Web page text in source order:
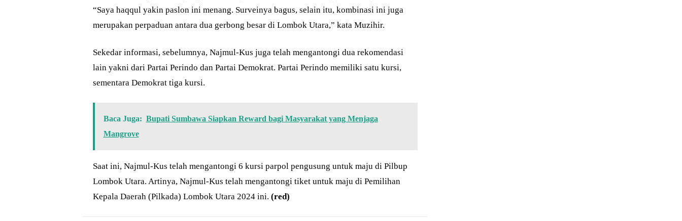
“Saya haqqul yakin paslon ini menang. Surveinya bagus, selain itu, kombinasi ini juga
merupakan perpaduan antara dua gerbong besar di Lombok Utara,” kata Muzihir.
Sekedar informasi, sebelumnya, Najmul-Kus juga telah mengantongi dua rekomendasi
lain yakni dari Partai Perindo dan Partai Demokrat. Partai Perindo memiliki satu kursi,
sementara Demokrat tiga kursi.
Baca Juga: Bupati Sumbawa Siapkan Reward bagi Masyarakat yang Menjaga
Mangrove
Saat ini, Najmul-Kus telah mengantongi 6 kursi parpol pengusung untuk maju di Pilbup
Lombok Utara. Artinya, Najmul-Kus telah mengantongi tiket untuk maju di Pemilihan
Kepala Daerah (Pilkada) Lombok Utara 2024 ini. (red)